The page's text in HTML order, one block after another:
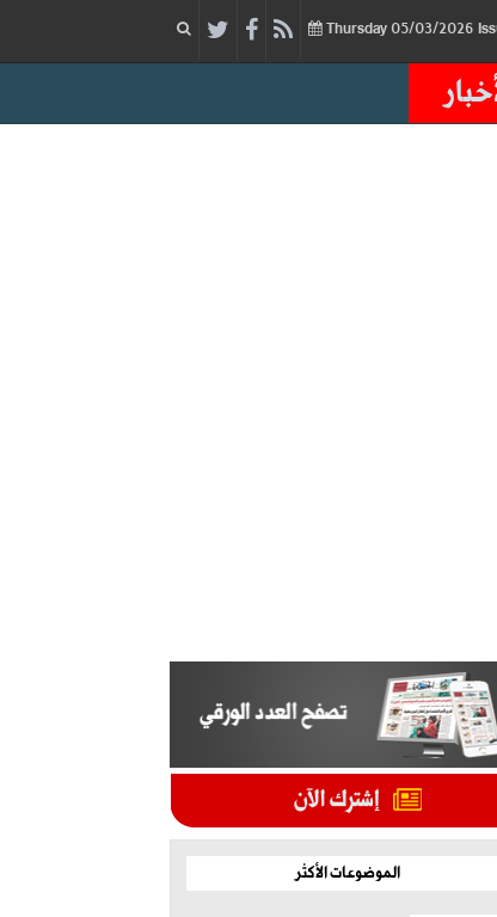
05/03/2026
الموضوعات الأكثر